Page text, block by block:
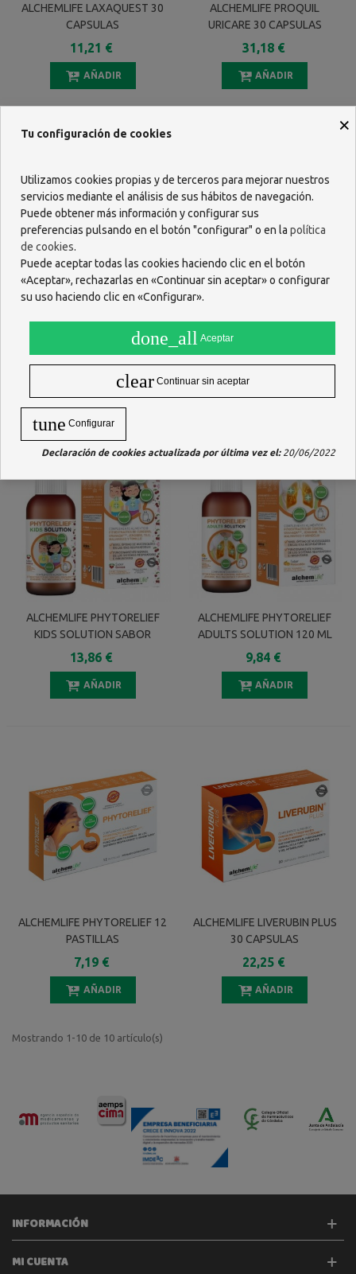
ALCHEMLIFE LAXAQUEST 30
CAPSULAS
11,21 €
AÑADIR
ALCHEMLIFE PROQUIL
URICARE 30 CAPSULAS
31,18 €
AÑADIR
MOBILITY 60 CAPSULAS
21,27 €
Ver más
18,63 €
ALCHEMLIFE PHYTORELIEF
KIDS SOLUTION SABOR
CEREZA 100 ML
13,86 €
AÑADIR
ALCHEMLIFE PHYTORELIEF
ADULTS SOLUTION 120 ML
9,84 €
AÑADIR
ALCHEMLIFE PHYTORELIEF 12
PASTILLAS
7,19 €
AÑADIR
ALCHEMLIFE LIVERUBIN PLUS
30 CAPSULAS
22,25 €
AÑADIR
Mostrando 1-10 de 10 artículo(s)
INFORMACIÓN
MI CUENTA
×
Tu configuración de cookies
Utilizamos cookies propias y de terceros para mejorar nuestros
servicios mediante el análisis de sus hábitos de navegación.
Puede obtener más información y configurar sus
preferencias pulsando en el botón "configurar" o en la política
de cookies.
Puede aceptar todas las cookies haciendo clic en el botón
«Aceptar», rechazarlas en «Continuar sin aceptar» o configurar
su uso haciendo clic en «Configurar».
done_all Aceptar
clear Continuar sin aceptar
tune Configurar
Declaración de cookies actualizada por última vez el:20/06/2022